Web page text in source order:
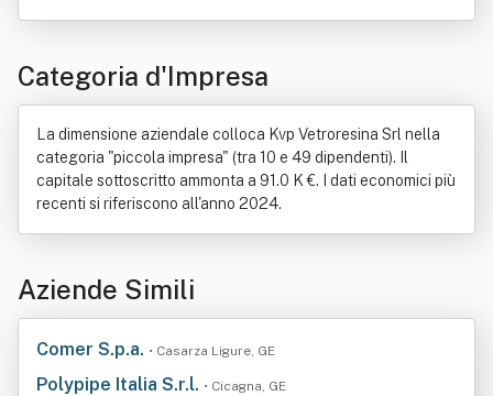
Categoria d'Impresa
La dimensione aziendale colloca Kvp Vetroresina Srl nella
categoria "piccola impresa" (tra 10 e 49 dipendenti). Il
capitale sottoscritto ammonta a 91.0 K €. I dati economici più
recenti si riferiscono all'anno 2024.
Aziende Simili
Comer S.p.a. • Casarza Ligure, GE
Polypipe Italia S.r.l. • Cicagna, GE